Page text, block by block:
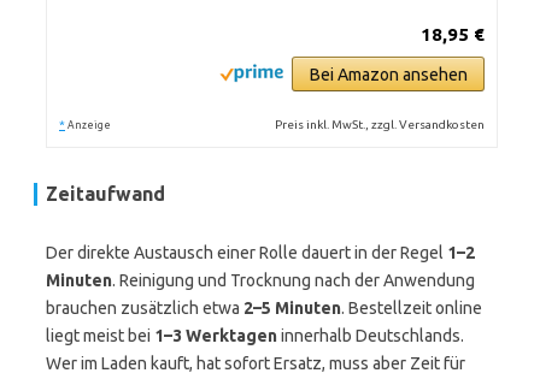
18,95 €
Bei Amazon ansehen
* Anzeige Preis inkl. MwSt., zzgl. Versandkosten
Zeitaufwand
Der direkte Austausch einer Rolle dauert in der Regel 1–2
Minuten. Reinigung und Trocknung nach der Anwendung
brauchen zusätzlich etwa 2–5 Minuten. Bestellzeit online
liegt meist bei 1–3 Werktageninnerhalb Deutschlands.
Wer im Laden kauft, hat sofort Ersatz, muss aber Zeit für